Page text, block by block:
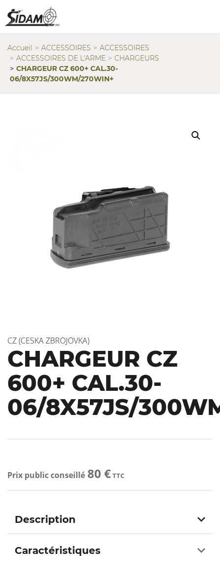
Accueil ACCESSOIRES
ACCESSOIRES
ACCESSOIRES DE L'ARME
CHARGEURS
CHARGEUR CZ 600+ CAL.30-
06/8X57JS/300WM/270WIN+
CZ (CESKA ZBROJOVKA)
CHARGEUR CZ
600+ CAL.30-
06/8X57JS/
Prix public conseillé 80 €TTC
Description
Caractéristiques